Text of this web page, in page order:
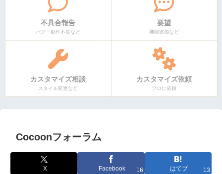
不具合報告
バグ・動作不良など
要望
機能追加など
カスタマイズ相談
スタイル変更など
カスタマイズ依頼
プロに依頼
Cocoonフォーラム
X Facebook 16 はてブ 13